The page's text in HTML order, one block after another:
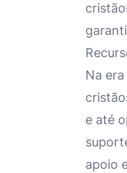
Na
e até
apoio